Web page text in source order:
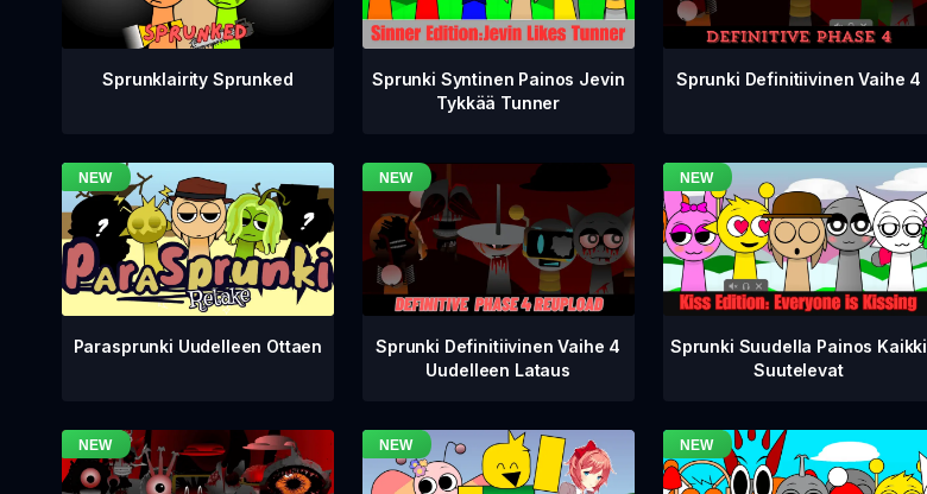
Sprunklairity Sprunked
Sprunki Syntinen Painos Jevin
Tykkää Tunner
Sprunki Definitiivinen Vaihe 4
Parasprunki Uudelleen Ottaen
Sprunki Definitiivinen Vaihe 4
Uudelleen Lataus
Sprunki Suudella Painos Kaikki
Suutelevat